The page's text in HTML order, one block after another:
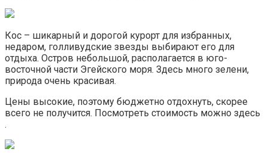
Кос – шикарный и дорогой курорт для избранных,
недаром, голливудские звезды выбирают его для
отдыха. Остров небольшой, располагается в юго-
восточной части Эгейского моря. Здесь много зелени,
природа очень красивая.
Цены высокие, поэтому бюджетно отдохнуть, скорее
всего не получится. Посмотреть стоимость можно здесь
.